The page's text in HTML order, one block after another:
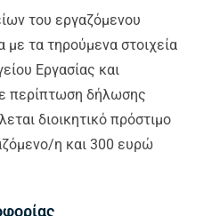
του εργαζόμενου
τα τηρούμενα στοιχεία
Εργασίας και
περίπτωση δήλωσης
διοικητικό πρόστιμο
η και 300 ευρώ